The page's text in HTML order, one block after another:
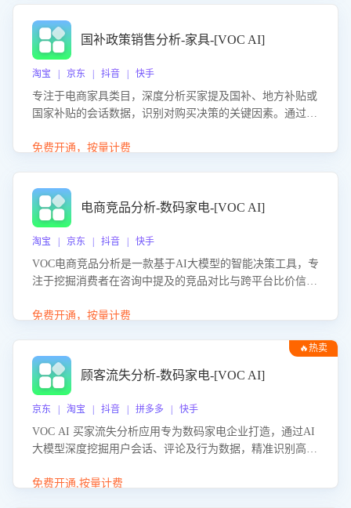
国补政策销售分析-家具-[VOC AI]
淘宝 | 京东 | 抖音 | 快手
专注于电商家具类目，深度分析买家提及国补、地方补贴或
国家补贴的会话数据，识别对购买决策的关键因素。通过AI
化策略，助力商家利用国补政策提升GMV。
免费开通，按量计费
电商竞品分析-数码家电-[VOC AI]
淘宝 | 京东 | 抖音 | 快手
VOC电商竞品分析是一款基于AI大模型的智能决策工具，专
注于挖掘消费者在咨询中提及的竞品对比与跨平台比价信
商品信息，进行多维度交叉对比，并分析消费者的比价行
企业优化营销话术、突出产品与服务优势，有效提升咨询转
化率，避免陷入单纯价格竞争，实现精准扬长避短。
免费开通，按量计费
🔥热卖
顾客流失分析-数码家电-[VOC AI]
京东 | 淘宝 | 抖音 | 拼多多 | 快手
VOC AI 买家流失分析应用专为数码家电企业打造，通过AI
大模型深度挖掘用户会话、评论及行为数据，精准识别高流
应延迟、竞品价格冲击等。系统自动输出可落地的挽回策
免费开通,按量计费